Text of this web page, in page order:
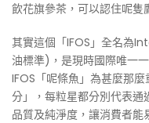
飲花旗參茶，可以認住呢隻
其實這個「IFOS」全名為
油標準)，是現時國際唯一
IFOS「呢條魚」為甚麼那
分」，每粒星都分別代表通
品質及純淨度，讓消費者能